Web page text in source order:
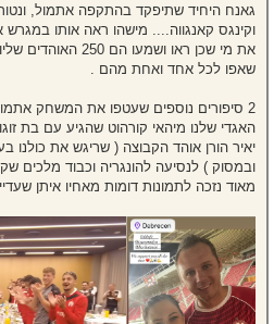
וקינגס קאנגווה.... מישהו ראה אותו במגרש
את מי שכן ראו ושמעו
שאפו לכל אחד ואחת מהם .
2 סיפורים נוספים שעטפו את המשחק אתמול
האגדי שלנו מיהאי קורהוט שהגיע עם בת
יאיר הורן אוהד הקבוצה ( שריגש את כולנו
ובמסוק ) לנסיעה להונגריה וכבוד מלכים
מאוד נזכה לתמונות דומות מאחיו איתן